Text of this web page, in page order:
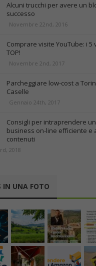
Alcuni trucchi per avere un
successo
Novembre 22nd, 2016
Comprare visite YouTube: i 5
TOP!
Novembre 2nd, 2017
Parcheggiare low-cost a
Caselle
Gennaio 24th, 2017
Consigli per intraprendere un
business on-line efficiente e
contenuti
2018
IN UNA FOTO